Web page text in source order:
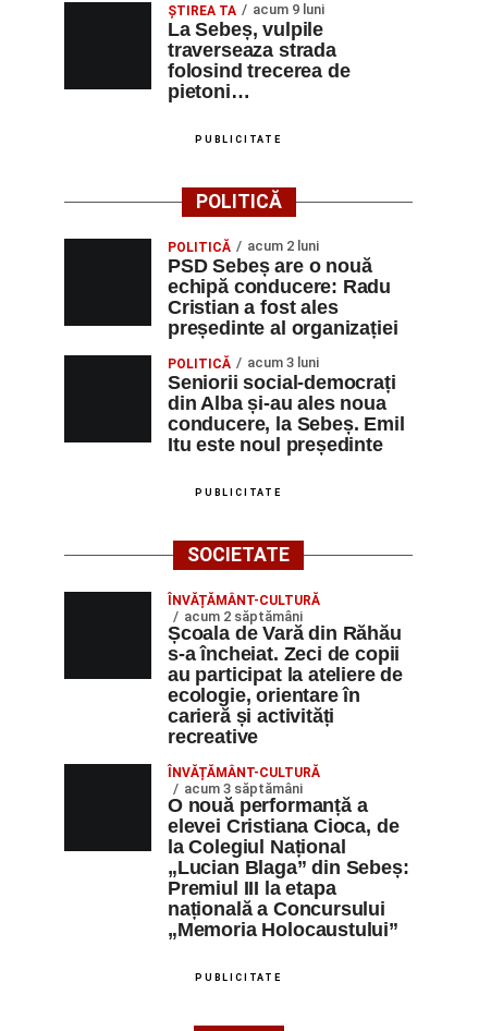
ŞTIREA TA acum 9 luni
La Sebeș, vulpile
traverseaza strada
folosind trecerea de
pietoni…
PUBLICITATE
POLITICĂ
POLITICĂ acum 2 luni
PSD Sebeș are o nouă
echipă conducere: Radu
Cristian a fost ales
președinte al organizației
POLITICĂ acum 3 luni
Seniorii social-democrați
din Alba și-au ales noua
conducere, la Sebeș. Emil
Itu este noul președinte
PUBLICITATE
SOCIETATE
ÎNVĂȚĂMÂNT-CULTURĂ
acum 2 săptămâni
Școala de Vară din Răhău
s-a încheiat. Zeci de copii
au participat la ateliere de
ecologie, orientare în
carieră și activități
recreative
ÎNVĂȚĂMÂNT-CULTURĂ
acum 3 săptămâni
O nouă performanță a
elevei Cristiana Cioca, de
la Colegiul Național
„Lucian Blaga” din Sebeș:
Premiul III la etapa
națională a Concursului
„Memoria Holocaustului”
PUBLICITATE